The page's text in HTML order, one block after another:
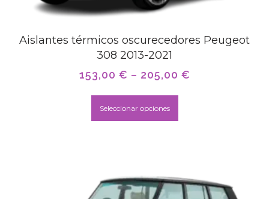
Aislantes térmicos oscurecedores Peugeot
308 2013-2021
153,00 € – 205,00 €
Seleccionar opciones